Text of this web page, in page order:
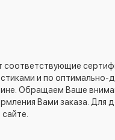
и по оптимально-
Обращаем Ваше
Вами заказа. Для